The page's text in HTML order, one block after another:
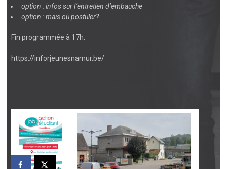
option : infos sur l’entretien d’embauche
option : mais où postuler?
Fin programmée à 17h.
https://inforjeunesnamur.be/